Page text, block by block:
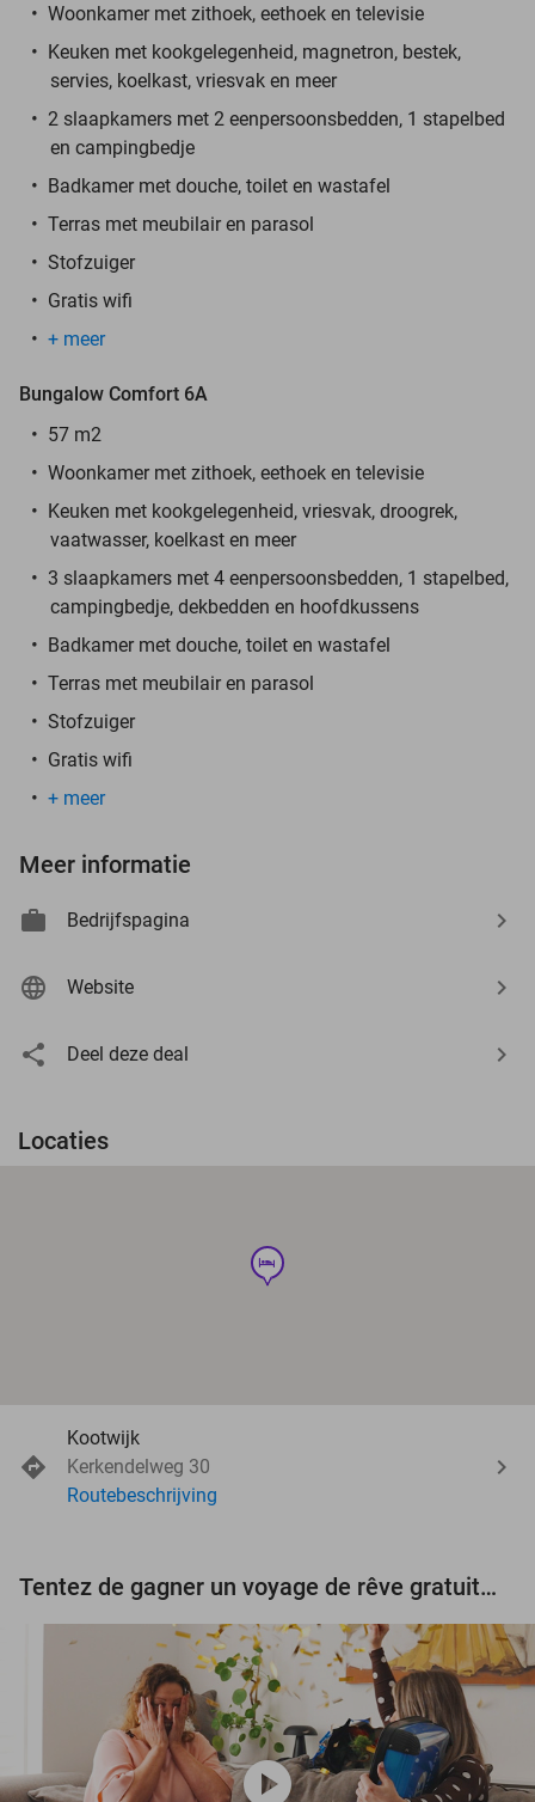
Woonkamer met zithoek, eethoek en televisie
Keuken met kookgelegenheid, magnetron, bestek,
servies, koelkast, vriesvak en meer
2 slaapkamers met 2 eenpersoonsbedden, 1 stapelbed
en campingbedje
Badkamer met douche, toilet en wastafel
Terras met meubilair en parasol
Stofzuiger
Gratis wifi
+ meer
Bungalow Comfort 6A
57 m2
Woonkamer met zithoek, eethoek en televisie
Keuken met kookgelegenheid, vriesvak, droogrek,
vaatwasser, koelkast en meer
3 slaapkamers met 4 eenpersoonsbedden, 1 stapelbed,
campingbedje, dekbedden en hoofdkussens
Badkamer met douche, toilet en wastafel
Terras met meubilair en parasol
Stofzuiger
Gratis wifi
+ meer
Meer informatie
Bedrijfspagina
Website
Deel deze deal
Locaties
hotel
Kootwijk
Kerkendelweg 30
Routebeschrijving
Tentez de gagner un voyage de rêve gratuit d'une valeur de 3.000 € !
play_circle